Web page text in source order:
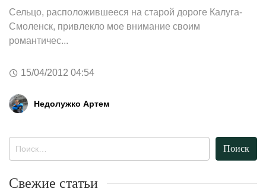
Сельцо, расположившееся на старой дороге Калуга-
Смоленск, привлекло мое внимание своим
романтичес...
15/04/2012 04:54
Недолужко Артем
Свежие статьи